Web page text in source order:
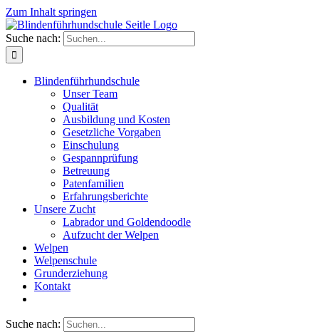
Zum Inhalt springen
Suche nach:
Blindenführhundschule
Unser Team
Qualität
Ausbildung und Kosten
Gesetzliche Vorgaben
Einschulung
Gespannprüfung
Betreuung
Patenfamilien
Erfahrungsberichte
Unsere Zucht
Labrador und Goldendoodle
Aufzucht der Welpen
Welpen
Welpenschule
Grunderziehung
Kontakt
Suche nach: